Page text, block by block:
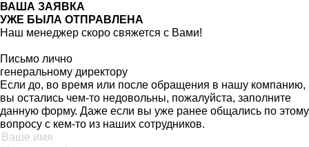
ВАША ЗАЯВКА
УЖЕ БЫЛА ОТПРАВЛЕНА
Наш менеджер скоро свяжется с Вами!
Письмо лично
генеральному директору
Если до, во время или после обращения в нашу компанию,
вы остались чем-то недовольны, пожалуйста, заполните
данную форму. Даже если вы уже ранее общались по этому
вопросу с кем-то из наших сотрудников.